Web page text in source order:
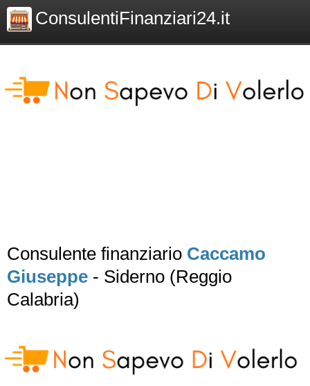
ConsulentiFinanziari24.it
Consulente finanziario Caccamo
Giuseppe - Siderno (Reggio
Calabria)